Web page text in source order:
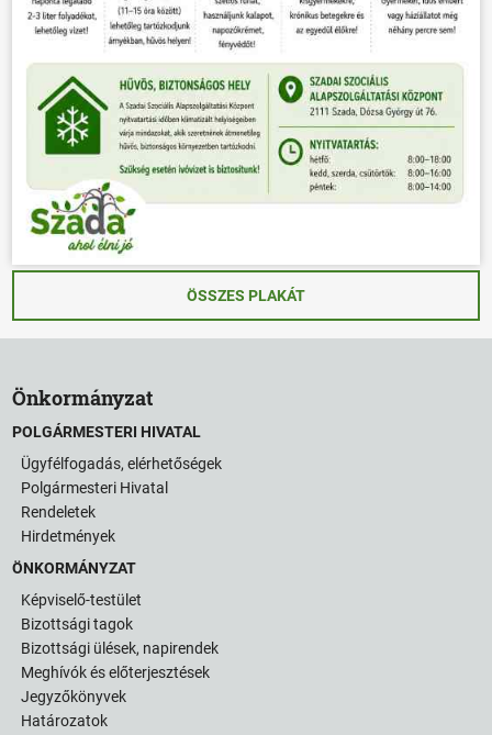
ÖSSZES PLAKÁT
Önkormányzat
POLGÁRMESTERI HIVATAL
Ügyfélfogadás, elérhetőségek
Polgármesteri Hivatal
Rendeletek
Hirdetmények
ÖNKORMÁNYZAT
Képviselő-testület
Bizottsági tagok
Bizottsági ülések, napirendek
Meghívók és előterjesztések
Jegyzőkönyvek
Határozatok